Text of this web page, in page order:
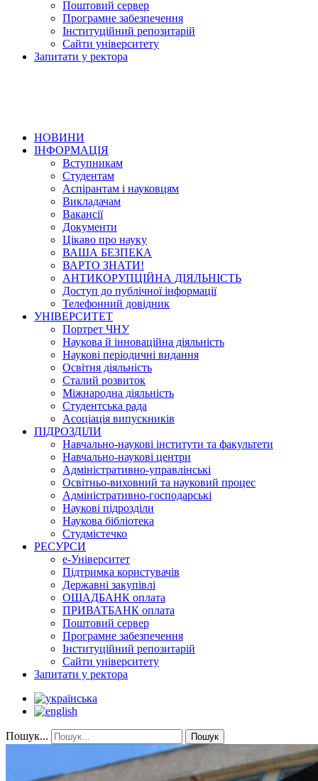
Поштовий сервер
Програмне забезпечення
Інституційний репозитарій
Сайти університету
Запитати у ректора
НОВИНИ
ІНФОРМАЦІЯ
Вступникам
Студентам
Аспірантам і науковцям
Викладачам
Вакансії
Документи
Цікаво про науку
ВАША БЕЗПЕКА
ВАРТО ЗНАТИ!
АНТИКОРУПЦІЙНА ДІЯЛЬНІСТЬ
Доступ до публічної інформації
Телефонний довідник
УНІВЕРСИТЕТ
Портрет ЧНУ
Наукова й інноваційна діяльність
Наукові періодичні видання
Освітня діяльність
Сталий розвиток
Міжнародна діяльність
Студентська рада
Асоціація випускників
ПІДРОЗДІЛИ
Навчально-наукові інститути та факультети
Навчально-наукові центри
Адміністративно-управлінські
Освітньо-виховний та науковий процес
Адміністративно-господарські
Наукові підрозділи
Наукова бібліотека
Студмістечко
РЕСУРСИ
е-Університет
Підтримка користувачів
Державні закупівлі
ОЩАДБАНК оплата
ПРИВАТБАНК оплата
Поштовий сервер
Програмне забезпечення
Інституційний репозитарій
Сайти університету
Запитати у ректора
Пошук... Пошук